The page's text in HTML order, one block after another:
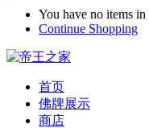
You have no items
Continue Shopping
首页
佛牌展示
商店